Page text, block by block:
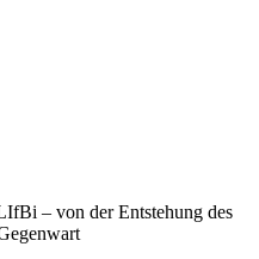
– von der Entstehung des